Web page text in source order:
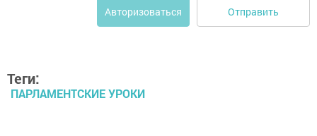
Авторизоваться Отправить
Теги:
ПАРЛАМЕНТСКИЕ УРОКИ